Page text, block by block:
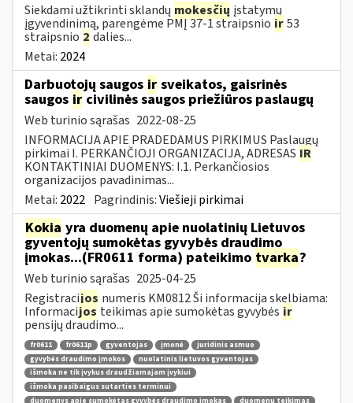
Siekdami užtikrinti sklandų mokesčių įstatymų
įgyvendinimą, parengėme PMĮ 37-1 straipsnio ir53
straipsnio 2 dalies...
Metai: 2024
Darbuotojų saugos ir sveikatos, gaisrinės
saugos ir civilinės saugos priežiūros paslaugų
Web turinio sąrašas 2022-08-25
INFORMACIJA APIE PRADEDAMUS PIRKIMUS Paslaugų
pirkimai I. PERKANČIOJI ORGANIZACIJA, ADRESAS IR
KONTAKTINIAI DUOMENYS: I.1. Perkančiosios
organizacijos pavadinimas...
Metai: 2022 Pagrindinis:Viešieji pirkimai
Kokia yra duomenų apie nuolatinių Lietuvos
gyventojų sumokėtas gyvybės draudimo
įmokas...(FR0611 forma) pateikimo tvarka?
Web turinio sąrašas 2025-04-25
Registracijos numeris KM0812 Ši informacija skelbiama:
Informacijosteikimas apie sumokėtas gyvybės ir
pensijų draudimo...
fr0611 fr0611p gyventojas įmonė
juridinis asmuo
gyvybės draudimo įmokos
nuolatinis lietuvos gyventojas
išmoka ne tik įvykus draudžiamajam įvykiui
išmoka pasibaigus sutarties terminui
duomenys apie sumokėtas gyvybės draudimo įmokas
duomenų teikimas